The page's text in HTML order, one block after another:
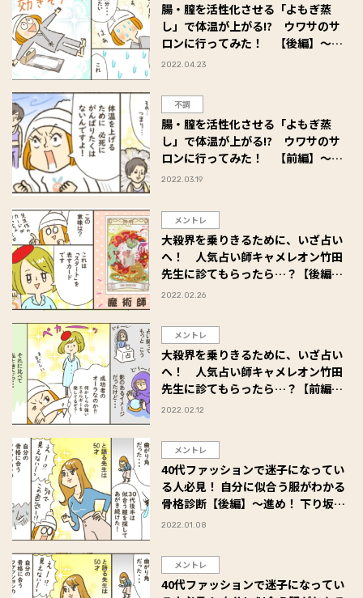
腸・膣を活性化させる「よもぎ蒸
し」で体温が上がる!? ウワサのサ
ロンに行ってみた！ 【後編】～進
め！ 下り坂ジェンヌ♡ 小豆だるま
2022.04.23
不調
腸・膣を活性化させる「よもぎ蒸
し」で体温が上がる!? ウワサのサ
ロンに行ってみた！ 【前編】～進
め！ 下り坂ジェンヌ♡ 小豆だるま
2022.03.19
メントレ
大殺界を乗りきるために、いざ占い
へ！ 人気占い師キャメレオン竹田
先生に診てもらったら…？【後編】
～進め！ 下り坂ジェンヌ♡ 小豆だ
2022.02.26
メントレ
大殺界を乗りきるために、いざ占い
へ！ 人気占い師キャメレオン竹田
先生に診てもらったら…？【前編】
～進め！ 下り坂ジェンヌ♡ 小豆だ
2022.02.12
メントレ
40代ファッションで迷子になってい
る人必見！ 自分に似合う服がわかる
骨格診断【後編】～進め！ 下り坂ジ
ェンヌ♡ 小豆だるまのアラフォー
2022.01.08
メントレ
40代ファッションで迷子になってい